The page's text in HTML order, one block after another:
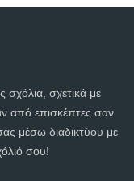
σχόλια, σχετικά με
από επισκέπτες σαν
μέσω διαδικτύου με
σου!